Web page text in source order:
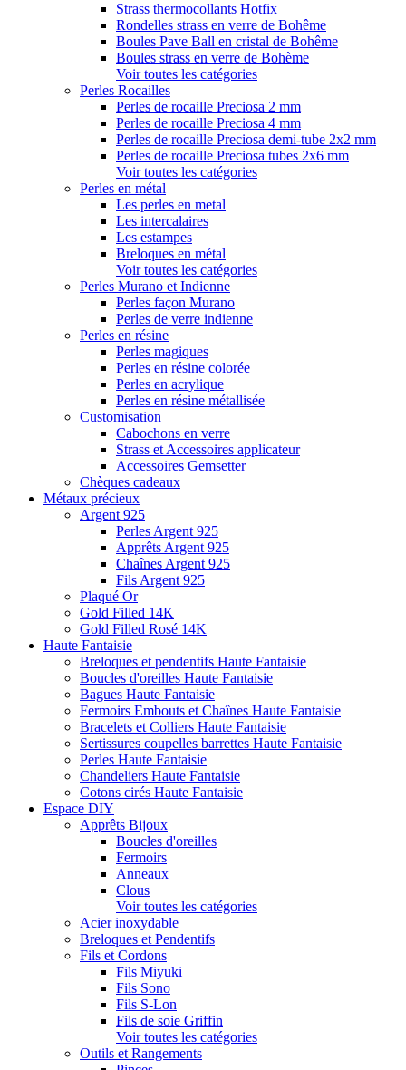
Strass thermocollants Hotfix
Rondelles strass en verre de Bohême
Boules Pave Ball en cristal de Bohême
Boules strass en verre de Bohème
Voir toutes les catégories
Perles Rocailles
Perles de rocaille Preciosa 2 mm
Perles de rocaille Preciosa 4 mm
Perles de rocaille Preciosa demi-tube 2x2 mm
Perles de rocaille Preciosa tubes 2x6 mm
Voir toutes les catégories
Perles en métal
Les perles en metal
Les intercalaires
Les estampes
Breloques en métal
Voir toutes les catégories
Perles Murano et Indienne
Perles façon Murano
Perles de verre indienne
Perles en résine
Perles magiques
Perles en résine colorée
Perles en acrylique
Perles en résine métallisée
Customisation
Cabochons en verre
Strass et Accessoires applicateur
Accessoires Gemsetter
Chèques cadeaux
Métaux précieux
Argent 925
Perles Argent 925
Apprêts Argent 925
Chaînes Argent 925
Fils Argent 925
Plaqué Or
Gold Filled 14K
Gold Filled Rosé 14K
Haute Fantaisie
Breloques et pendentifs Haute Fantaisie
Boucles d'oreilles Haute Fantaisie
Bagues Haute Fantaisie
Fermoirs Embouts et Chaînes Haute Fantaisie
Bracelets et Colliers Haute Fantaisie
Sertissures coupelles barrettes Haute Fantaisie
Perles Haute Fantaisie
Chandeliers Haute Fantaisie
Cotons cirés Haute Fantaisie
Espace DIY
Apprêts Bijoux
Boucles d'oreilles
Fermoirs
Anneaux
Clous
Voir toutes les catégories
Acier inoxydable
Breloques et Pendentifs
Fils et Cordons
Fils Miyuki
Fils Sono
Fils S-Lon
Fils de soie Griffin
Voir toutes les catégories
Outils et Rangements